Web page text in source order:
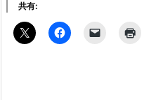
共有: